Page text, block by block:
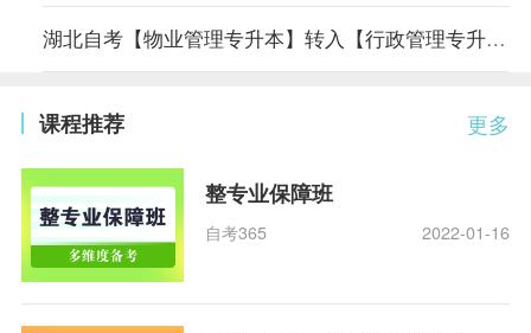
湖北自考【物业管理专升本】转入【行政管理专升本】专业课程顶替表
更多
课程推荐
整专业保障班
自考365 2022-01-16